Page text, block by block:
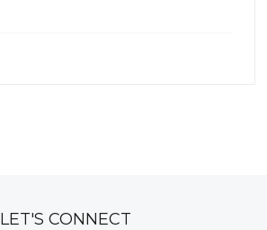
LET'S CONNECT